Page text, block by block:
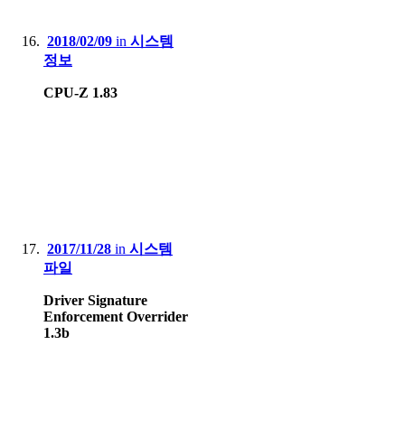
2018/02/09 in 시스템
정보
CPU-Z 1.83
2017/11/28 in 시스템
파일
Driver Signature
Enforcement Overrider
1.3b